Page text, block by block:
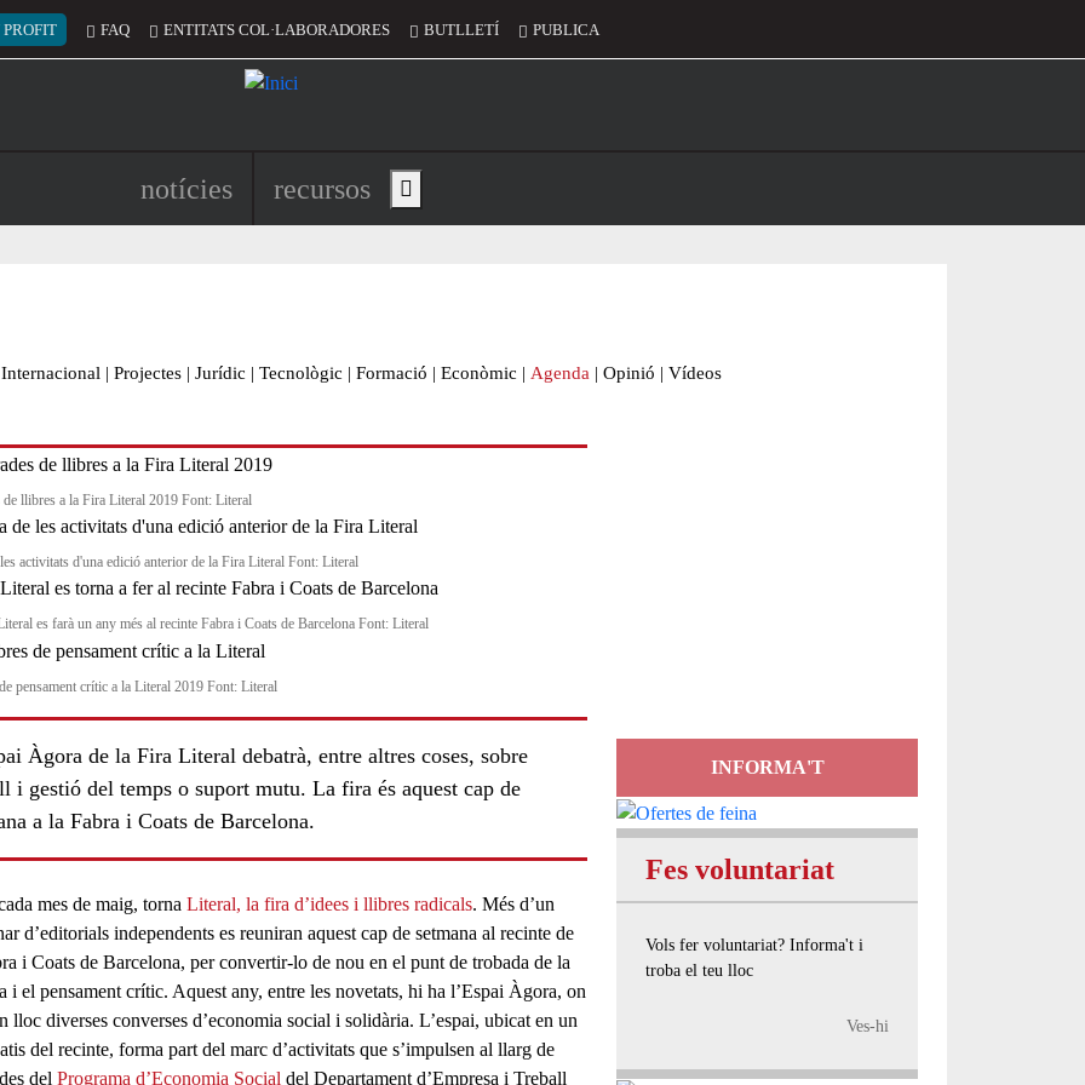
del compte d'usuari
PROFIT FAQ ENTITATS COL·LABORADORES BUTLLETÍ PUBLICA
Navegació principal de l'encapçalament
notícies recursos Show main menu
Internacional | Projectes | Jurídic | Tecnològic | Formació | Econòmic | Agenda | Opinió | Vídeos
de llibres a la Fira Literal 2019 Font: Literal
activitats d'una edició anterior de la Fira Literal Font: Literal
es farà un any més al recinte Fabra i Coats de Barcelona Font: Literal
pensament crític a la Literal 2019 Font: Literal
Àgora de la Fira Literal debatrà, entre altres coses, sobre
i gestió del temps o suport mutu. La fira és aquest cap de
a la Fabra i Coats de Barcelona.
mes de maig, torna Literal, la fira d’idees i llibres radicals. Més d’un
d’editorials independents es reuniran aquest cap de setmana al recinte de
i Coatsde Barcelona, per convertir-lo de nou en el punt de trobada de la
i el pensament crític. Aquest any, entre les novetats, hi ha l’Espai Àgora, on
lloc diverses converses d’economia social i solidària. L’espai, ubicat en un
del recinte, forma part del marc d’activitats que s’impulsen al llarg de
del Programa d’Economia Social del Departament d’Empresa i Treball
INFORMA'T
Fes voluntariat
Vols fer voluntariat? Informa't i
troba el teu lloc
Ves-hi